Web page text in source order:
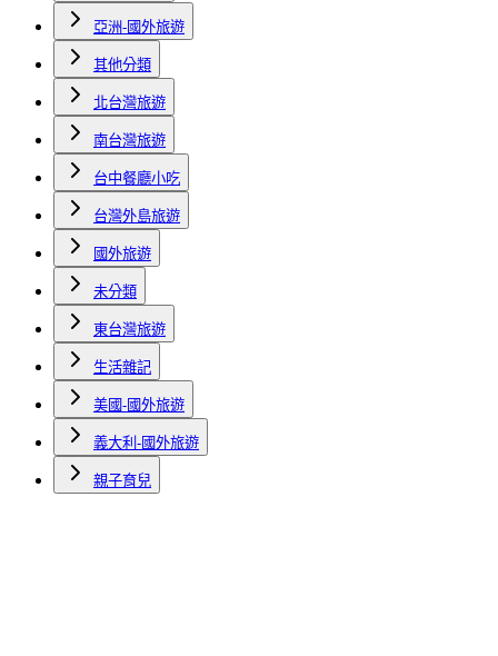
亞洲-國外旅遊
其他分類
北台灣旅遊
南台灣旅遊
台中餐廳小吃
台灣外島旅遊
國外旅遊
未分類
東台灣旅遊
生活雜記
美國-國外旅遊
義大利-國外旅遊
親子育兒